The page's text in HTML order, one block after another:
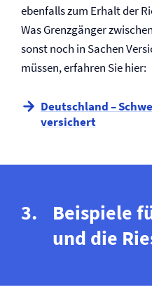
ebenfalls zum Erhalt der
Was Grenzgänger
sonst noch in Sachen
müssen, erfahren Sie hier:
Deutschland –
versichert
Beispiele
und die